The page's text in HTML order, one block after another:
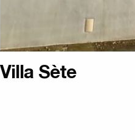
Radiateurs Belle Epoque
Villa Sète